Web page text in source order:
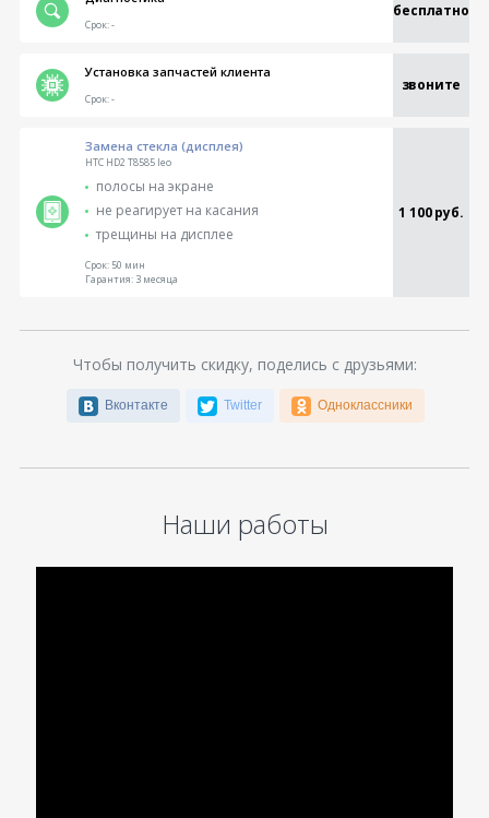
бесплатно
Срок:-
Установка запчастей клиента
звоните
Срок:-
Замена стекла (дисплея)
HTC HD2 T8585 leo
полосы на экране
не реагирует на касания
трещины на дисплее
1 100 руб.
Срок:50 мин
Гарантия:3 месяца
Чтобы получить скидку, поделись с друзьями:
Вконтакте Twitter Одноклассники
Наши работы